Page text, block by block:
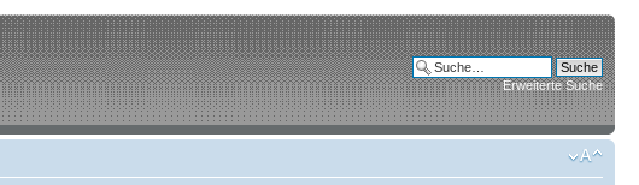
Erweiterte Suche